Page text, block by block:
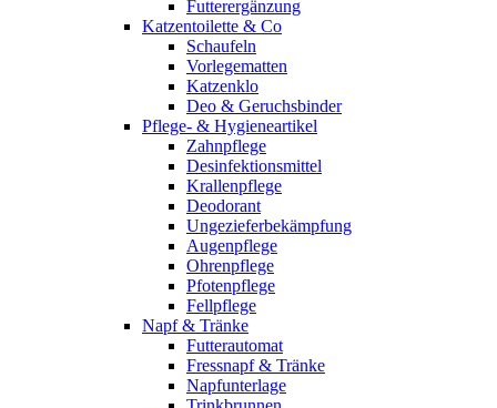
Futterergänzung
Katzentoilette & Co
Schaufeln
Vorlegematten
Katzenklo
Deo & Geruchsbinder
Pflege- & Hygieneartikel
Zahnpflege
Desinfektionsmittel
Krallenpflege
Deodorant
Ungezieferbekämpfung
Augenpflege
Ohrenpflege
Pfotenpflege
Fellpflege
Napf & Tränke
Futterautomat
Fressnapf & Tränke
Napfunterlage